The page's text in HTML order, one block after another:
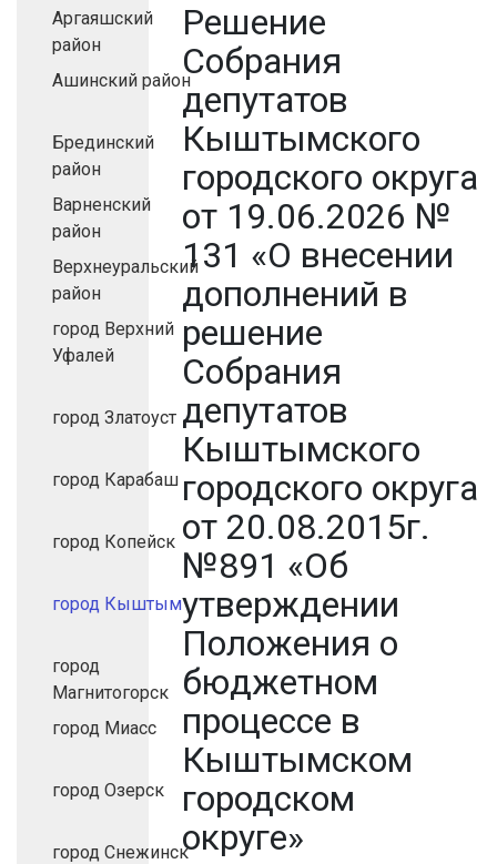
Аргаяшский
район
Ашинский район
Брединский
район
Варненский
район
Верхнеуральский
район
город Верхний
Уфалей
город Златоуст
город Карабаш
город Копейск
город Кыштым
город
Магнитогорск
город Миасс
город Озерск
город Снежинск
Решение
Собрания
депутатов
Кыштымского
городского округа
от 19.06.2026 №
131 «О внесении
дополнений в
решение
Собрания
депутатов
Кыштымского
городского округа
от 20.08.2015г.
№891 «Об
утверждении
Положения о
бюджетном
процессе в
Кыштымском
городском
округе»